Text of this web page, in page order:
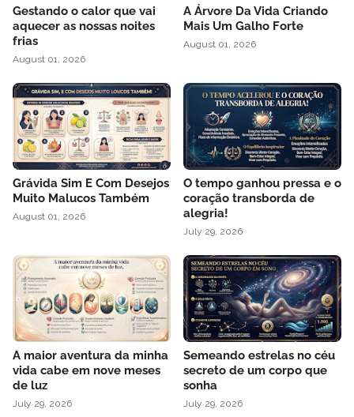
Gestando o calor que vai
aquecer as nossas noites
frias
August 01, 2026
A Árvore Da Vida Criando
Mais Um Galho Forte
August 01, 2026
Grávida Sim E Com Desejos
Muito Malucos Também
August 01, 2026
O tempo ganhou pressa e o
coração transborda de
alegria!
July 29, 2026
A maior aventura da minha
vida cabe em nove meses
de luz
July 29, 2026
Semeando estrelas no céu
secreto de um corpo que
sonha
July 29, 2026